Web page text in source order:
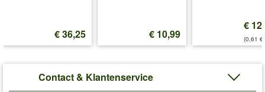
€ 36,25 € 10,99
€
(0,61
Contact & Klantenservice